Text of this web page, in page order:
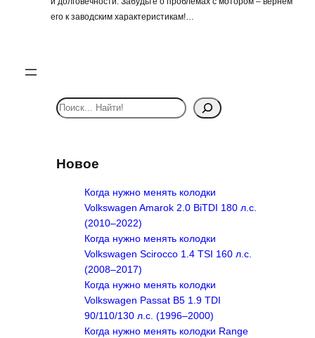
его к заводским характеристикам!…
S
e
c
Новое
Когда нужно менять колодки
Volkswagen Amarok 2.0 BiTDI 180 л.с.
(2010–2022)
Когда нужно менять колодки
Volkswagen Scirocco 1.4 TSI 160 л.с.
(2008–2017)
Когда нужно менять колодки
Volkswagen Passat B5 1.9 TDI
90/110/130 л.с. (1996–2000)
Когда нужно менять колодки Range